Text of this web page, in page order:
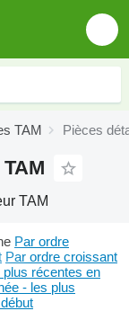
TAM Pièces
TAM
Par ordre
Par ordre croissant
récentes en
- les plus